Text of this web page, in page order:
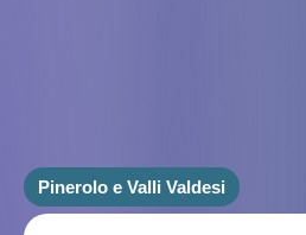
Pinerolo e Valli Valdesi